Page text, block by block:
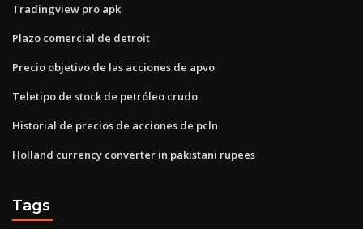
Tradingview pro apk
Plazo comercial de detroit
Precio objetivo de las acciones de apvo
Teletipo de stock de petróleo crudo
Historial de precios de acciones de pcln
Holland currency converter in pakistani rupees
Tags